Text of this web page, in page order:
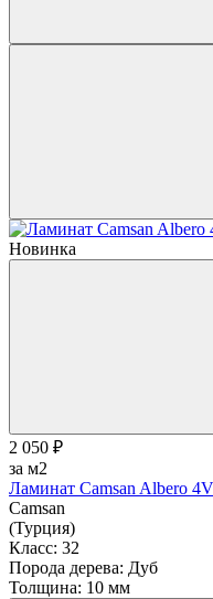
Новинка
2 050 ₽
за м2
Ламинат Camsan Albero
Camsan
(Турция)
Класс: 32
Порода дерева: Дуб
Толщина: 10 мм